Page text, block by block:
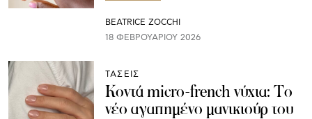
BEATRICE ZOCCHI
18 ΦΕΒΡΟΥΑΡΊΟΥ 2026
ΤΑΣΕΙΣ
Κοντά micro-french νύχια: Το
νέο αγαπημένο μανικιούρ του